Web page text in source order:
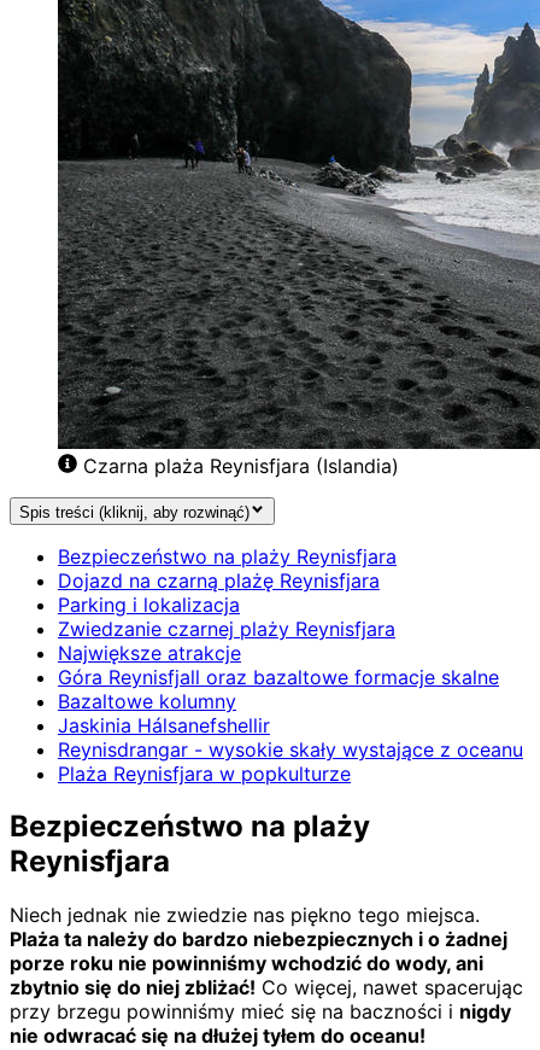
Czarna plaża Reynisfjara (Islandia)
Spis treści (kliknij, aby rozwinąć)
Bezpieczeństwo na plaży Reynisfjara
Dojazd na czarną plażę Reynisfjara
Parking i lokalizacja
Zwiedzanie czarnej plaży Reynisfjara
Największe atrakcje
Góra Reynisfjall oraz bazaltowe formacje skalne
Bazaltowe kolumny
Jaskinia Hálsanefshellir
Reynisdrangar - wysokie skały wystające z oceanu
Plaża Reynisfjara w popkulturze
Bezpieczeństwo na plaży
Reynisfjara
Niech jednak nie zwiedzie nas piękno tego miejsca.
Plaża ta należy do bardzo niebezpiecznych i o żadnej
porze roku nie powinniśmy wchodzić do wody, ani
zbytnio się do niej zbliżać! Co więcej, nawet spacerując
przy brzegu powinniśmy mieć się na baczności i nigdy
nie odwracać się na dłużej tyłem do oceanu!